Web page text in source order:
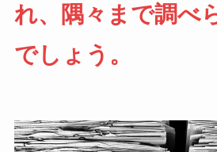
れ、隅々まで調べ
でしょう。